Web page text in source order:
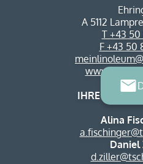
A 5112
T +43
F +43 50
IHRE
Alina
Daniel